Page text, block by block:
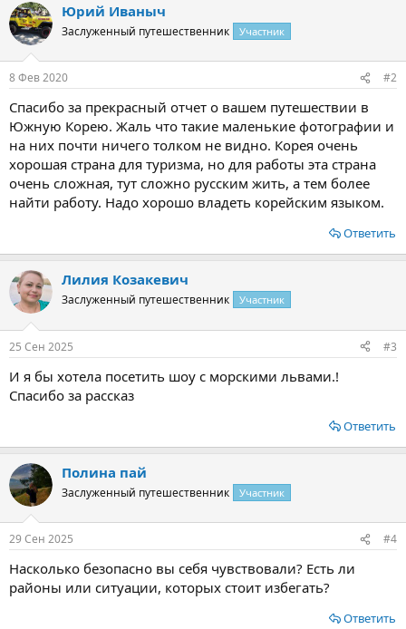
к
ц
и
Юрий Иваныч
Заслуженный путешественник Участник
8 Фев 2020 #2
Спасибо за прекрасный отчет о вашем путешествии в
Южную Корею. Жаль что такие маленькие фотографии и
на них почти ничего толком не видно. Корея очень
хорошая страна для туризма, но для работы эта страна
очень сложная, тут сложно русским жить, а тем более
найти работу. Надо хорошо владеть корейским языком.
Ответить
Лилия Козакевич
Заслуженный путешественник Участник
25 Сен 2025 #3
И я бы хотела посетить шоу с морскими львами.!
Спасибо за рассказ
Ответить
Полина пай
Заслуженный путешественник Участник
29 Сен 2025 #4
Насколько безопасно вы себя чувствовали? Есть ли
районы или ситуации, которых стоит избегать?
Ответить